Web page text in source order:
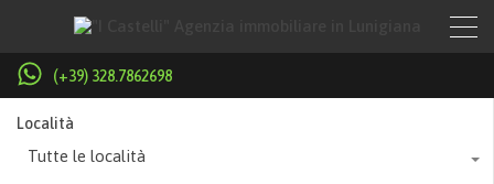
(+39) 328.7862698
Località
Tutte le località